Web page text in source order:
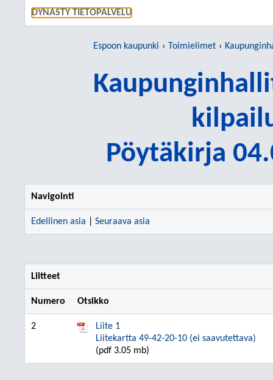
DYNASTY TIETOPALVELU
Espoon kaupunki Toimielimet
Pöytäkirja
Navigointi
Edellinen asia Seuraava asia
Liitteet
Numero Otsikko
2
Liite 1
Liitekartta 49-42-20-10 (ei saavutettava)
(pdf 3.05 mb)